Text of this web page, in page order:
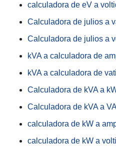
calculadora de eV a
Calculadora de julios a
Calculadora de julios a
kVA a calculadora de
kVA a calculadora de
Calculadora de kVA a
Calculadora de kVA a
calculadora de kW a
calculadora de kW a